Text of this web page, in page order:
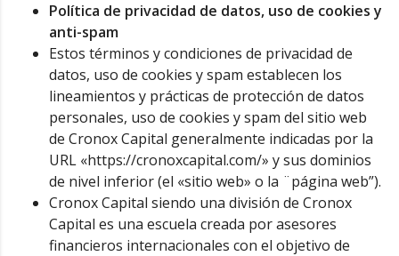
Política de privacidad de datos, uso de cookies y
anti-spam
Estos términos y condiciones de privacidad de
datos, uso de cookies y spam establecen los
lineamientos y prácticas de protección de datos
personales, uso de cookies y spam del sitio web
de Cronox Capital generalmente indicadas por la
URL «https://cronoxcapital.com/» y sus dominios
de nivel inferior (el «sitio web» o la ¨página web”).
Cronox Capital siendo una división de Cronox
Capital es una escuela creada por asesores
financieros internacionales con el objetivo de